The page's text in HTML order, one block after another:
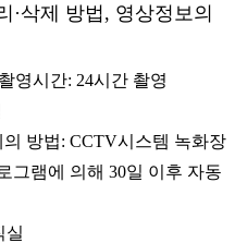
·삭제 방법, 영상정보의
영시간: 24시간 촬영
의 방법: CCTV시스템 녹화장
그램에 의해 30일 이후 자동
실